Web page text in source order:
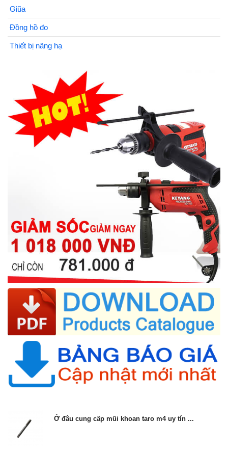
Giũa
Đồng hồ đo
Thiết bị nâng hạ
Ở đâu cung cấp mũi khoan taro m4 uy tín ...